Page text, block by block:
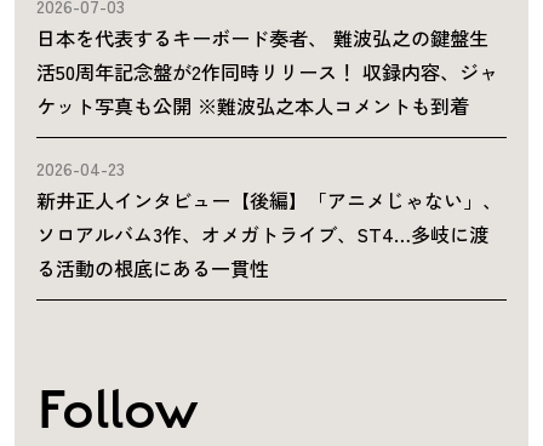
2026-07-03
日本を代表するキーボード奏者、 難波弘之の鍵盤生
活50周年記念盤が2作同時リリース！ 収録内容、ジャ
ケット写真も公開 ※難波弘之本人コメントも到着
2026-04-23
新井正人インタビュー【後編】「アニメじゃない」、
ソロアルバム3作、オメガトライブ、ST4…多岐に渡
る活動の根底にある一貫性
Follow